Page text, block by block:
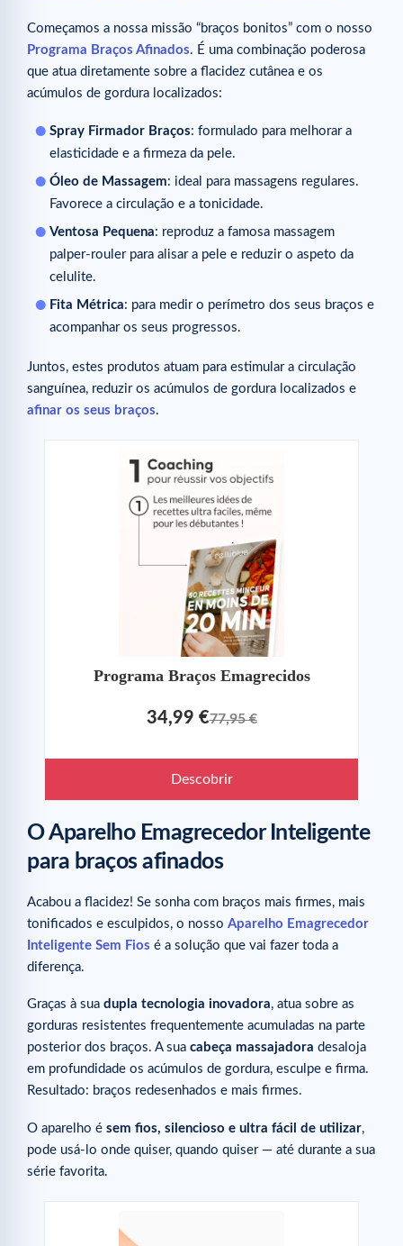
Começamos a nossa missão “braços bonitos” com o nosso
Programa Braços Afinados. É uma combinação poderosa
que atua diretamente sobre a flacidez cutânea e os
acúmulos de gordura localizados:
Spray Firmador Braços: formulado para melhorar a
elasticidade e a firmeza da pele.
Óleo de Massagem: ideal para massagens regulares.
Favorece a circulação e a tonicidade.
Ventosa Pequena: reproduz a famosa massagem
palper-rouler para alisar a pele e reduzir o aspeto da
celulite.
Fita Métrica: para medir o perímetro dos seus braços e
acompanhar os seus progressos.
Juntos, estes produtos atuam para estimular a circulação
sanguínea, reduzir os acúmulos de gordura localizados e
afinar os seus braços.
Programa Braços Emagrecidos
34,99 €77,95 €
Descobrir
O Aparelho Emagrecedor Inteligente
para braços afinados
Acabou a flacidez! Se sonha com braços mais firmes, mais
tonificados e esculpidos, o nosso Aparelho Emagrecedor
Inteligente Sem Fios é a solução que vai fazer toda a
diferença.
Graças à sua dupla tecnologia inovadora, atua sobre as
gorduras resistentes frequentemente acumuladas na parte
posterior dos braços. A sua cabeça massajadora desaloja
em profundidade os acúmulos de gordura, esculpe e firma.
Resultado: braços redesenhados e mais firmes.
O aparelho é sem fios, silencioso e ultra fácil de utilizar,
pode usá-lo onde quiser, quando quiser — até durante a sua
série favorita.